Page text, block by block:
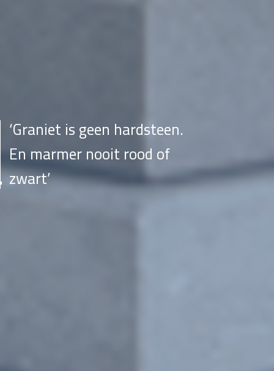
‘Graniet is geen hardsteen.
En marmer nooit rood of
zwart’